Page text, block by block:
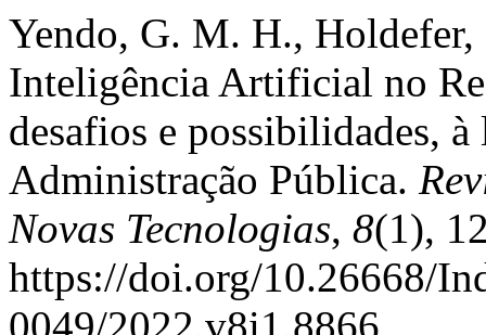
Yendo, G. M. H.,
Inteligência Artificial no
desafios e possibilidades,
Administração Pública.
Novas Tecnologias, 8(1),
https://doi.org/10.26668/